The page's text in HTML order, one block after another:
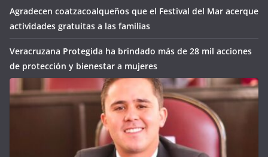
Agradecen coatzacoalqueños que el Festival del Mar acerque
actividades gratuitas a las familias
Veracruzana Protegida ha brindado más de 28 mil acciones
de protección y bienestar a mujeres